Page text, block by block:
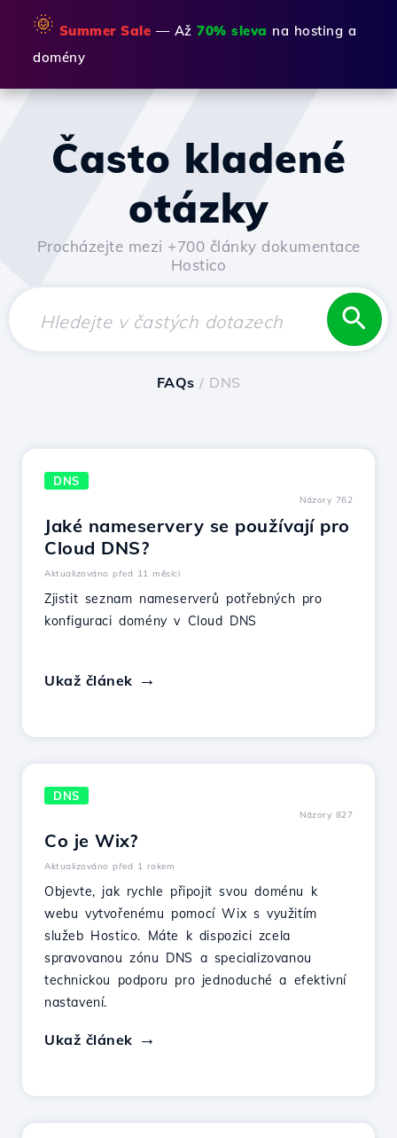
🌞 Summer Sale — Až 70% sleva na hosting a
domény
Často kladené
otázky
Procházejte mezi +700 články dokumentace
Hostico
FAQs / DNS
DNS
Názory 762
Jaké nameservery se používají pro
Cloud DNS?
Aktualizováno před 11 měsíci
Zjistit seznam nameserverů potřebných pro
konfiguraci domény v Cloud DNS
Ukaž článek
DNS
Názory 827
Co je Wix?
Aktualizováno před 1 rokem
Objevte, jak rychle připojit svou doménu k
webu vytvořenému pomocí Wix s využitím
služeb Hostico. Máte k dispozici zcela
spravovanou zónu DNS a specializovanou
technickou podporu pro jednoduché a efektivní
nastavení.
Ukaž článek